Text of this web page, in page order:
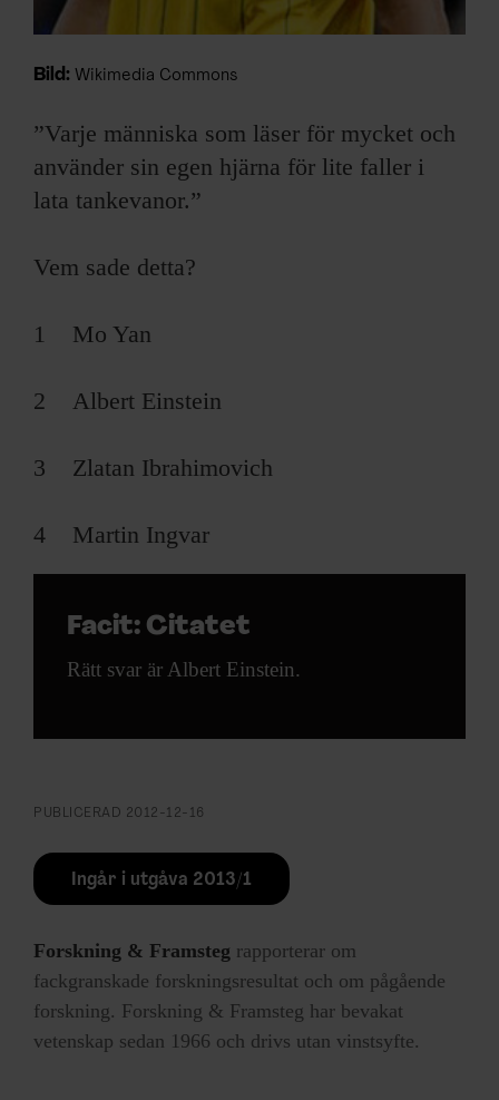
ANNONSERA I F&F
Bild: Wikimedia Commons
”Varje människa som läser för mycket och
använder sin egen hjärna för lite faller i
lata tankevanor.”
Vem sade detta?
1 Mo Yan
2 Albert Einstein
3 Zlatan Ibrahimovich
4 Martin Ingvar
Facit: Citatet
Rätt svar är Albert Einstein.
PUBLICERAD 2012-12-16
Ingår i utgåva 2013/1
Forskning & Framsteg rapporterar om
fackgranskade forskningsresultat och om pågående
forskning. Forskning & Framsteg har bevakat
vetenskap sedan 1966 och drivs utan vinstsyfte.